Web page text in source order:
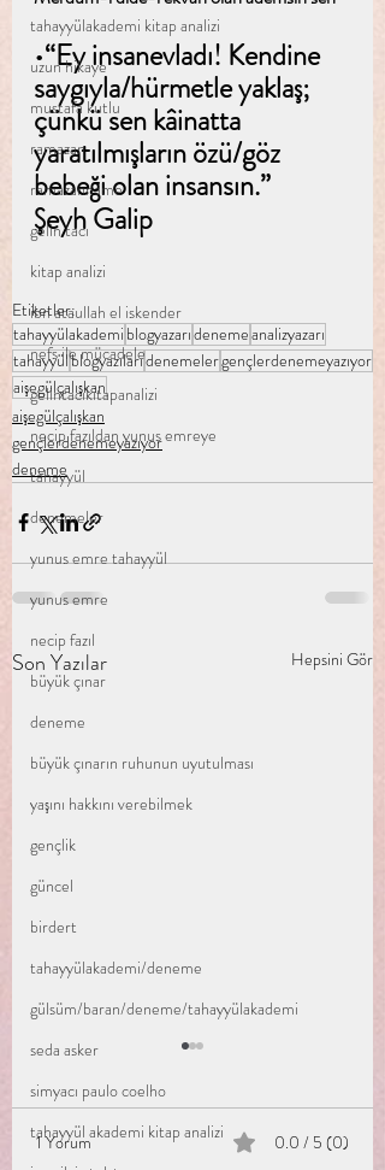
tahayyülakademi kitap analizi
uzun hikaye
mustafa kutlu
ramazan
ramazanname
gelin tacı
kitap analizi
ibn ataullah el iskender
nefs ile mücadele
gelintacıkitapanalizi
necip fazıldan yunus emreye
tahayyül
denemeler
yunus emre tahayyül
yunus emre
necip fazıl
büyük çınar
deneme
büyük çınarın ruhunun uyutulması
yaşını hakkını verebilmek
gençlik
güncel
birdert
tahayyülakademi/deneme
gülsüm/baran/deneme/tahayyülakademi
seda asker
simyacı paulo coelho
tahayyül akademi kitap analizi
•“Ey insanevladı! Kendine
saygıyla/hürmetle yaklaş;
çünkü sen kâinatta
yaratılmışların özü/göz
bebeği olan insansın.”
Şeyh Galip
Etiketler:
tahayyülakademi blogyazarıdenemeanalizyazarı
tahayyülblogyazılarıdenemelergençlerdenemeyazıyor
aişegülçalışkan
aişegülçalışkan
gençlerdenemeyazıyor
deneme
Son Yazılar Hepsini Gör
1 Yorum 0.0 / 5 (0)